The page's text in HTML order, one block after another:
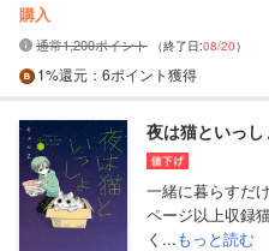
購入
通常1,200ポイント （終了日:08/20）
1%還元 ：6ポイント獲得
夜は猫といっし
一緒に暮らすだ
ページ以上収録
く...もっと読む